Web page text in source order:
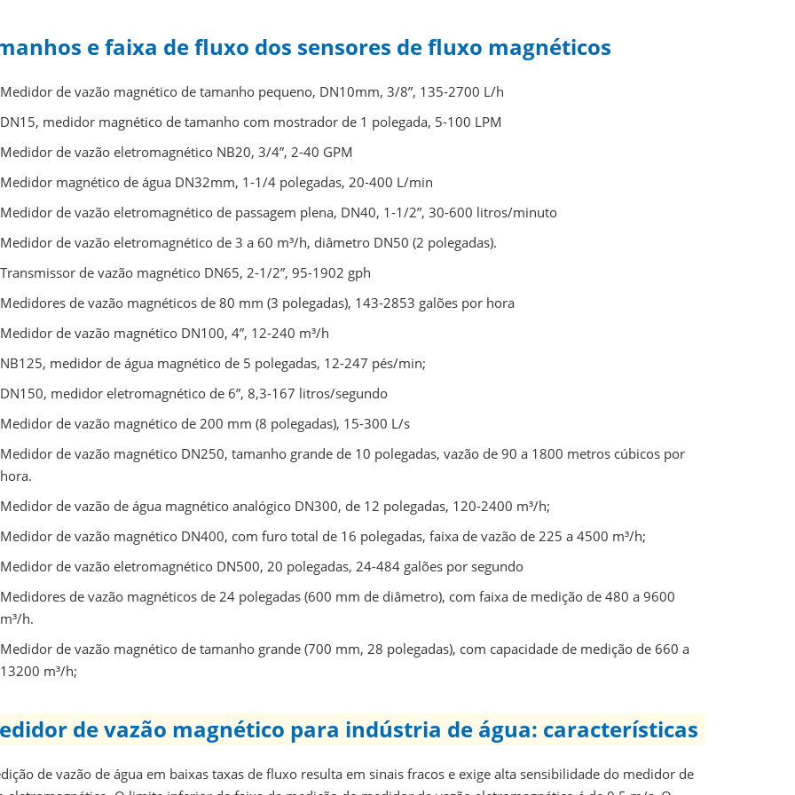
e faixa de fluxo dos sensores de fluxo magnéticos
Medidor de vazão magnético de tamanho pequeno, DN10mm, 3/8”, 135-2700 L/h
DN15, medidor magnético de tamanho com mostrador de 1 polegada, 5-100 LPM
Medidor de vazão eletromagnético NB20, 3/4”, 2-40 GPM
Medidor magnético de água DN32mm, 1-1/4 polegadas, 20-400 L/min
Medidor de vazão eletromagnético de passagem plena, DN40, 1-1/2”, 30-600 litros/minuto
Medidor de vazão eletromagnético de 3 a 60 m³/h, diâmetro DN50 (2 polegadas).
Transmissor de vazão magnético DN65, 2-1/2”, 95-1902 gph
Medidores de vazão magnéticos de 80 mm (3 polegadas), 143-2853 galões por hora
Medidor de vazão magnético DN100, 4”, 12-240 m³/h
NB125, medidor de água magnético de 5 polegadas, 12-247 pés/min;
DN150, medidor eletromagnético de 6”, 8,3-167 litros/segundo
Medidor de vazão magnético de 200 mm (8 polegadas), 15-300 L/s
Medidor de vazão magnético DN250, tamanho grande de 10 polegadas, vazão de 90 a 1800 metros cúbicos por
hora.
Medidor de vazão de água magnético analógico DN300, de 12 polegadas, 120-2400 m³/h;
Medidor de vazão magnético DN400, com furo total de 16 polegadas, faixa de vazão de 225 a 4500 m³/h;
Medidor de vazão eletromagnético DN500, 20 polegadas, 24-484 galões por segundo
Medidores de vazão magnéticos de 24 polegadas (600 mm de diâmetro), com faixa de medição de 480 a 9600
m³/h.
Medidor de vazão magnético de tamanho grande (700 mm, 28 polegadas), com capacidade de medição de 660 a
13200 m³/h;
de vazão magnético para indústria de água: características
de vazão de água em baixas taxas de fluxo resulta em sinais fracos e exige alta sensibilidade do medidor de